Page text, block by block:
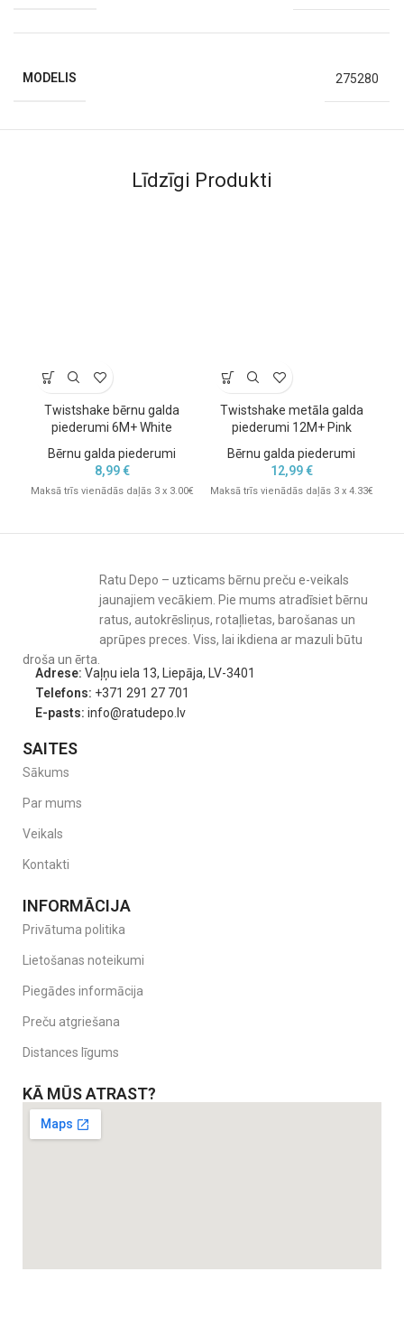
MODELIS 275280
Līdzīgi Produkti
Twistshake bērnu galda
piederumi 6M+ White
Bērnu galda piederumi
8,99€
Maksā trīs vienādās daļās 3 x 3.00€
Twistshake metāla galda
piederumi 12M+ Pink
Bērnu galda piederumi
12,99€
Maksā trīs vienādās daļās 3 x 4.33€
Ratu Depo – uzticams bērnu preču e-veikals
jaunajiem vecākiem. Pie mums atradīsiet bērnu
ratus, autokrēsliņus, rotaļlietas, barošanas un
aprūpes preces. Viss, lai ikdiena ar mazuli būtu
droša un ērta.
Adrese: Vaļņu iela 13, Liepāja, LV-3401
Telefons: +371 291 27 701
E-pasts: info@ratudepo.lv
SAITES
Sākums
Par mums
Veikals
Kontakti
INFORMĀCIJA
Privātuma politika
Lietošanas noteikumi
Piegādes informācija
Preču atgriešana
Distances līgums
KĀ MŪS ATRAST?